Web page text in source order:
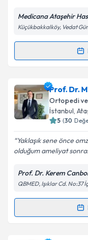
Kişisel
Metni'ni
Medicana Ataşehir
Küçükbakkalköy, Vedat
Randevu
Prof. Dr.
talebi oluşturun.
için bir takvim
bilgilendireceğiz.
E-posta
Kişisel
Metni'ni
kapsamda
Prof. Dr.
Ortopedi
İstanbul,
5 (30
Yaklaşık sene önce
olduğum ameliyat
Prof. Dr. Kerem
QBMED, Işıklar Cd. No:37
Randevu